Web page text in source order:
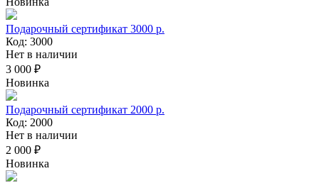
Подарочный сертификат 3000 р.
Код: 3000
Нет в наличии
3 000 ₽
Новинка
Подарочный сертификат 2000 р.
Код: 2000
Нет в наличии
2 000 ₽
Новинка